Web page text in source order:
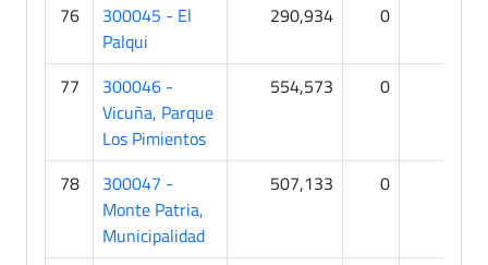
76
300045 - El
Palqui
290,934 0
77
300046 -
Vicuña, Parque
Los Pimientos
554,573 0
78
300047 -
Monte Patria,
Municipalidad
507,133 0